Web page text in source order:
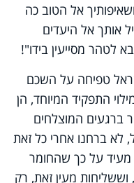
אל הטוב כה
אותך אל היעדים
לטהר מסייעין בידו"!
טפיחה על השכם
התפקיד המיוחד, הן
ברגעים המוצלחים
לא ברחנו אחרי כל זאת
מעיד על כך שהחומר
וששליחות מעין זאת, רק